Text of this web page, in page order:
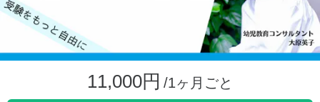
11,000円 /1ヶ月ごと